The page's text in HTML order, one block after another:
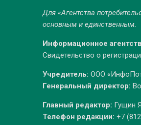
Для «Агентства
основным и единственным.
Информационное
Свидетельство о
Учредитель: ООО
Генеральный директор:
Главный редактор: Гущин
Телефон редакции: +7